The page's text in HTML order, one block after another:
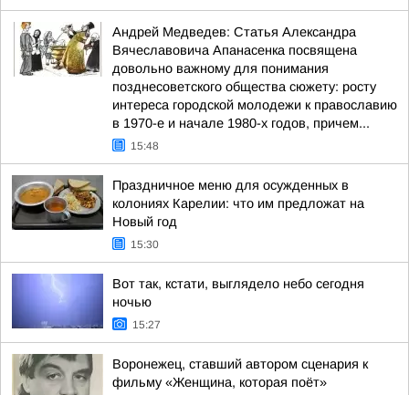
Андрей Медведев: Статья Александра
Вячеславовича Апанасенка посвящена
довольно важному для понимания
позднесоветского общества сюжету: росту
интереса городской молодежи к православию
в 1970-е и начале 1980-х годов, причем...
15:48
Праздничное меню для осужденных в
колониях Карелии: что им предложат на
Новый год
15:30
Вот так, кстати, выглядело небо сегодня
ночью
15:27
Воронежец, ставший автором сценария к
фильму «Женщина, которая поёт»